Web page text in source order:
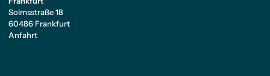
Solmsstraße 18
60486 Frankfurt
Anfahrt